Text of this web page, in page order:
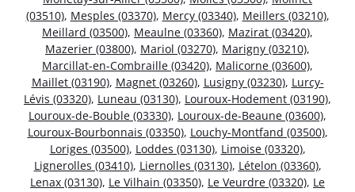
(03510), Mesples (03370), Mercy (03340), Meillers (03210),
Meillard (03500), Meaulne (03360), Mazirat (03420),
Mazerier (03800), Mariol (03270), Marigny (03210),
Marcillat-en-Combraille (03420), Malicorne (03600),
Maillet (03190), Magnet (03260), Lusigny (03230), Lurcy-
Lévis (03320), Luneau (03130), Louroux-Hodement (03190),
Louroux-de-Bouble (03330), Louroux-de-Beaune (03600),
Louroux-Bourbonnais (03350), Louchy-Montfand (03500),
Loriges (03500), Loddes (03130), Limoise (03320),
Lignerolles (03410), Liernolles (03130), Lételon (03360),
Lenax (03130), Le Vilhain (03350), Le Veurdre (03320), Le